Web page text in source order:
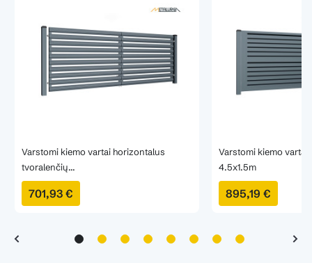
Varstomi kiemo vartai horizontalus
tvoralenčių...
701,93 €
Varstomi kiemo
4.5x1.5m
895,19 €